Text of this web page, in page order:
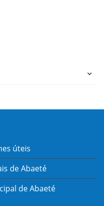
úteis
de Abaeté
de Abaeté